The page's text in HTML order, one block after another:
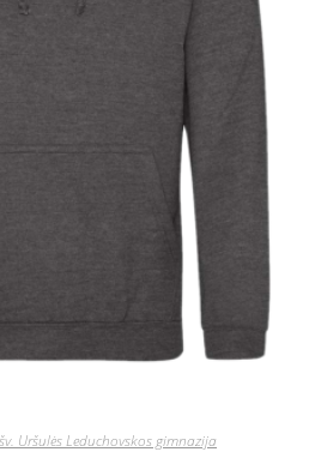
Uršulės Leduchovskos gimnazija